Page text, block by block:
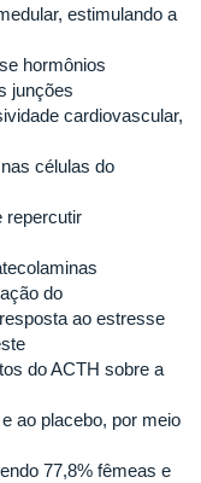
estimulando a
hormônios
junções
cardiovascular,
células do
repercutir
do
ao estresse
do ACTH sobre a
ao placebo, por meio
77,8% fêmeas e